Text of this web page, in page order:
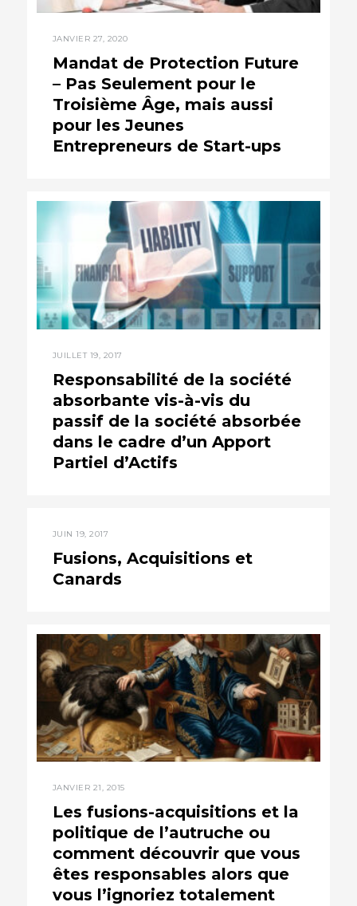
JANVIER 27, 2020
Mandat de Protection Future
– Pas Seulement pour le
Troisième Âge, mais aussi
pour les Jeunes
Entrepreneurs de Start-ups
JUILLET 19, 2017
Responsabilité de la société
absorbante vis-à-vis du
passif de la société absorbée
dans le cadre d’un Apport
Partiel d’Actifs
JUIN 19, 2017
Fusions, Acquisitions et
Canards
JANVIER 21, 2015
Les fusions-acquisitions et la
politique de l’autruche ou
comment découvrir que vous
êtes responsables alors que
vous l’ignoriez totalement